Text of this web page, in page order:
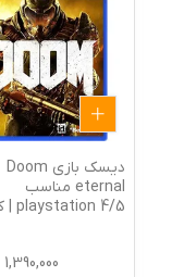
دیسک بازی Doom
eternal مناسب
5/playstation 4 | کار
1,390,000